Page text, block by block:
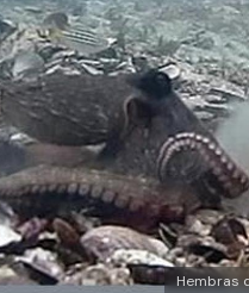
Hembras